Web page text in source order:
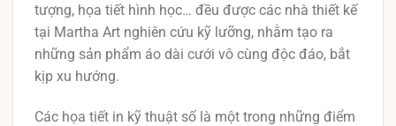
tượng, họa tiết hình học… đều được các nhà thiết kế
tại Martha Art nghiên cứu kỹ lưỡng, nhằm tạo ra
những sản phẩm áo dài cưới vô cùng độc đáo, bắt
kịp xu hướng.
Các họa tiết in kỹ thuật số là một trong những điểm